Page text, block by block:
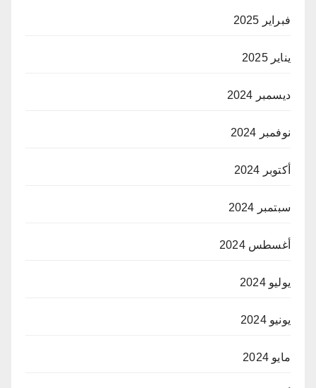
فبراير 2025
يناير 2025
ديسمبر 2024
نوفمبر 2024
أكتوبر 2024
سبتمبر 2024
أغسطس 2024
يوليو 2024
يونيو 2024
مايو 2024